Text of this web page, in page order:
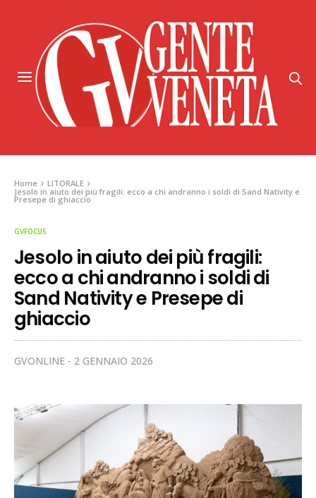
Home
LITORALE
Jesolo in aiuto dei più fragili: ecco a chi andranno i soldi di Sand Nativity e
Presepe di ghiaccio
GVFOCUS
Jesolo in aiuto dei più fragili:
ecco a chi andranno i soldi di
Sand Nativity e Presepe di
ghiaccio
GVONLINE 2 GENNAIO 2026